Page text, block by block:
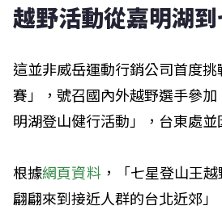
越野活動從嘉明湖
這並非威岳運動行銷公司首度
賽」，號召國內外越野選手參加
明湖登山健行活動」，台東處
根據網頁資料，「七星登山王
翩翩來到接近人群的台北近郊